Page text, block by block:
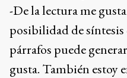
-De la lectura me
posibilidad de síntesis
párrafos puede
gusta. También estoy